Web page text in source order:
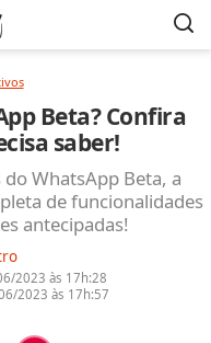
Beta? Confira
saber!
WhatsApp Beta, a
de funcionalidades
antecipadas!
2023 às 17h:28
2023 às 17h:57